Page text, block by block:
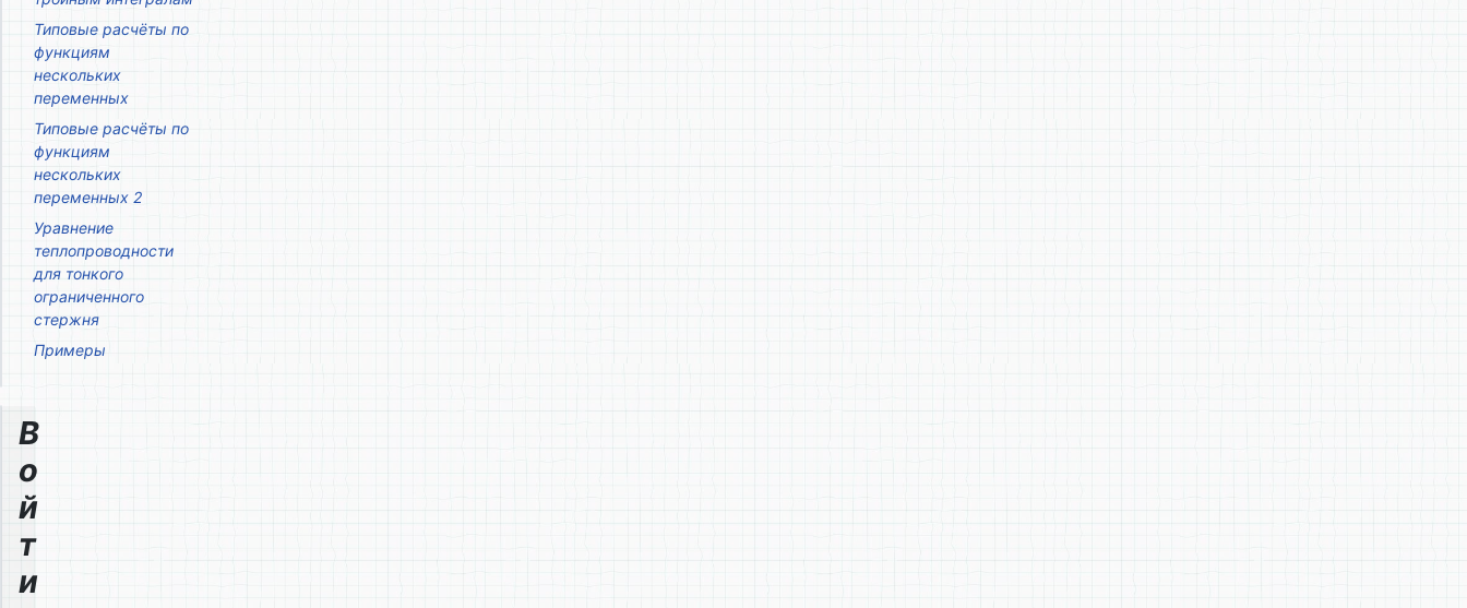
Типовые расчёты по
функциям
нескольких
переменных
Типовые расчёты по
функциям
нескольких
переменных 2
Уравнение
теплопроводности
для тонкого
ограниченного
стержня
Примеры
В
о
й
т
и